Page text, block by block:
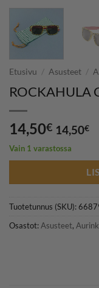
Etusivu / Asusteet /
ROCKAHULA
14,50€ 14,50€
Vain 1 varastossa
Tuotetunnus (SKU):
Osastot:Asusteet,